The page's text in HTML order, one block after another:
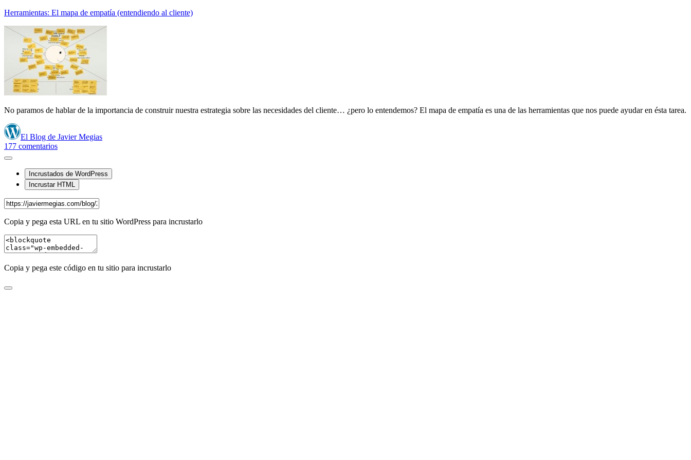
Herramientas: El mapa de empatía (entendiendo al cliente)
No paramos de hablar de la importancia de construir nuestra estrategia sobre las necesidades del cliente… ¿pero lo entendemos? El mapa de empatía es una de las herramientas que nos puede ayudar en ésta tarea.
El Blog de Javier Megias
177 comentarios
Incrustados de WordPress
Incrustar HTML
Copia y pega esta URL en tu sitio WordPress para incrustarlo
Copia y pega este código en tu sitio para incrustarlo